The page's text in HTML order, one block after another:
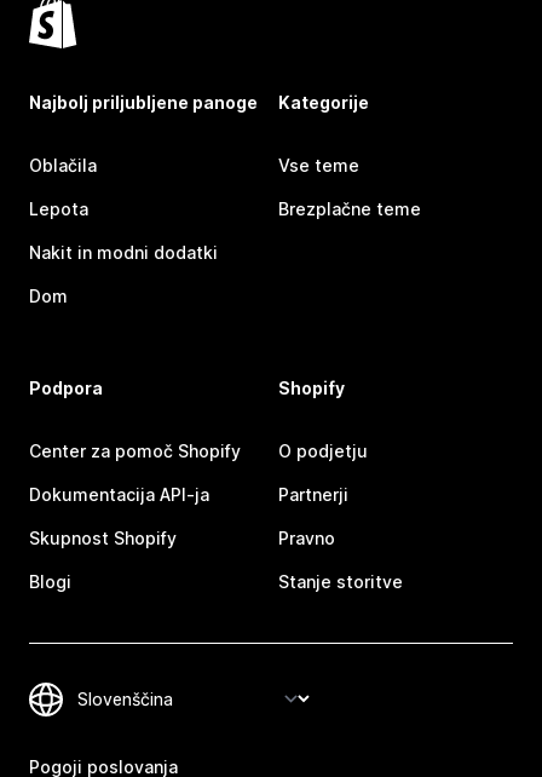
Najbolj priljubljene panoge
Oblačila
Lepota
Nakit in modni dodatki
Dom
Kategorije
Vse teme
Brezplačne teme
Podpora
Center za pomoč Shopify
Dokumentacija API-ja
Skupnost Shopify
Blogi
Shopify
O podjetju
Partnerji
Pravno
Stanje storitve
Pogoji poslovanja